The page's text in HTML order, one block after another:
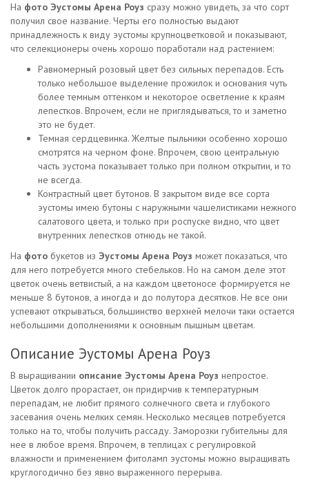
На фото Эустомы Арена Роуз сразу можно увидеть, за что сорт
получил свое название. Черты его полностью выдают
принадлежность к виду эустомы крупноцветковой и показывают,
что селекционеры очень хорошо поработали над растением:
Равномерный розовый цвет без сильных перепадов. Есть
только небольшое выделение прожилок и основания чуть
более темным оттенком и некоторое осветление к краям
лепестков. Впрочем, если не приглядываться, то и заметно
это не будет.
Темная сердцевинка. Желтые пыльники особенно хорошо
смотрятся на черном фоне. Впрочем, свою центральную
часть эустома показывает только при полном открытии, и то
не всегда.
Контрастный цвет бутонов. В закрытом виде все сорта
эустомы имею бутоны с наружными чашелистиками нежного
салатового цвета, и только при роспуске видно, что цвет
внутренних лепестков отнюдь не такой.
На фото букетов из Эустомы Арена Роуз может показаться, что
для него потребуется много стебельков. Но на самом деле этот
цветок очень ветвистый, а на каждом цветоносе формируется не
меньше 8 бутонов, а иногда и до полутора десятков. Не все они
успевают открываться, большинство верхней мелочи таки остается
небольшими дополнениями к основным пышным цветам.
Описание Эустомы Арена Роуз
В выращивании описание Эустомы Арена Роуз непростое.
Цветок долго прорастает, он придирчив к температурным
перепадам, не любит прямого солнечного света и глубокого
засевания очень мелких семян. Несколько месяцев потребуется
только на то, чтобы получить рассаду. Заморозки губительны для
нее в любое время. Впрочем, в теплицах с регулировкой
влажности и применением фитоламп эустомы можно выращивать
круглогодично без явно выраженного перерыва.